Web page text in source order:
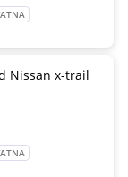
Nissan x-trail